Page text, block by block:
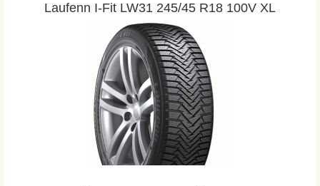
Laufenn I-Fit LW31 245/45 R18 100V XL